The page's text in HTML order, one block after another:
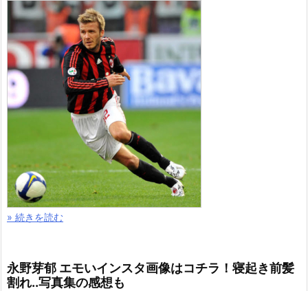
» 続きを読む
永野芽郁 エモいインスタ画像はコチラ！寝起き前髪
割れ..写真集の感想も